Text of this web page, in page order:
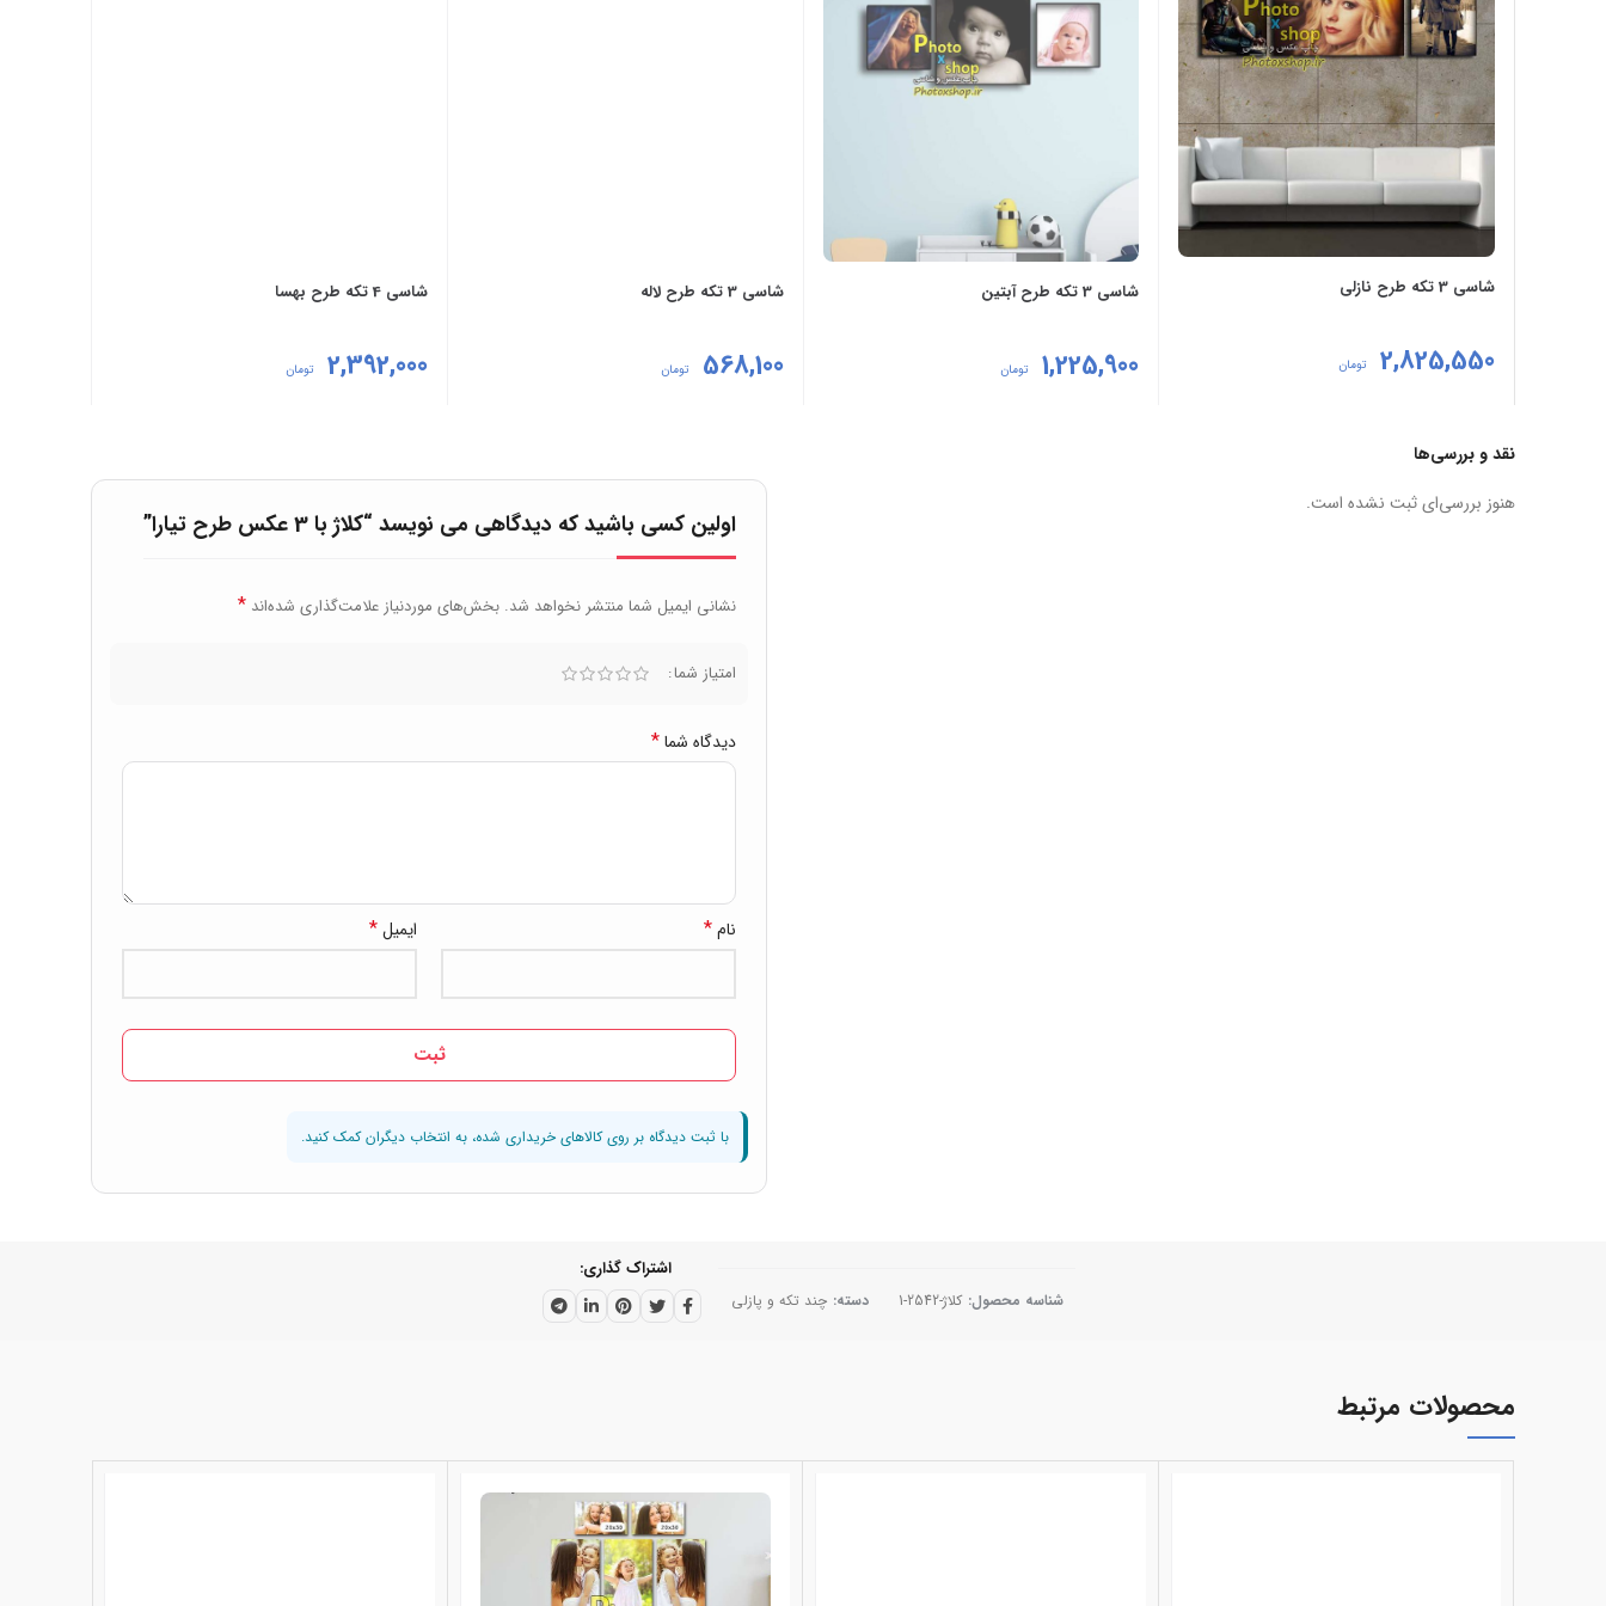
شاسی 3 تکه طرح نازلی
2,825,550 تومان
شاسی 3 تکه طرح آبتین
1,225,900 تومان
شاسی 3 تکه طرح لاله
568,100 تومان
2,392,000 تومان
نقد و بررسی‌ها
هنوز بررسی‌ای ثبت نشده است.
اولین کسی باشید که دیدگاهی می نویسد “کلاژ با 3 عکس طرح تیارا”
نشانی ایمیل شما منتشر نخواهد شد. بخش‌های موردنیاز علامت‌گذاری شده‌اند *
امتیاز شما
دیدگاه شما*
نام* ایمیل*
شناسه محصول: کلاژ-2542-1 دسته: چند تکه و پازلی
اشتراک گذاری
محصولات مرتبط